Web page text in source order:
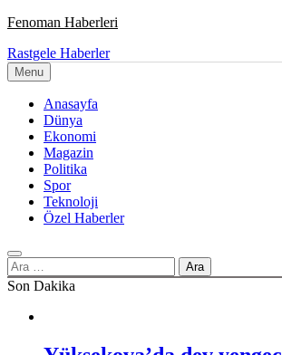
Skip
content
Fenoman Haberleri
Haberin doğru adresi
Rastgele Haberler
Menu
Anasayfa
Dünya
Ekonomi
Magazin
Politika
Spor
Teknoloji
Özel Haberler
Arama:
Son Dakika